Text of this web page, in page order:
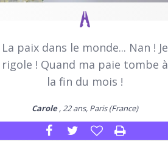
La paix dans le monde... Nan ! Je
rigole ! Quand ma paie tombe à
la fin du mois !
Carole, 22 ans, Paris (France)